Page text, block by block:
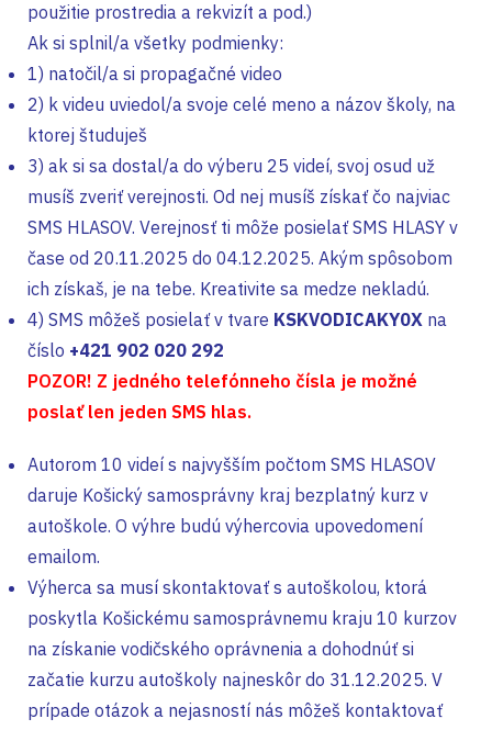
použitie prostredia a rekvizít a pod.)
Ak si splnil/a všetky podmienky:
1) natočil/a si propagačné video
2) k videu uviedol/a svoje celé meno a názov školy, na
ktorej študuješ
3) ak si sa dostal/a do výberu 25 videí, svoj osud už
musíš zveriť verejnosti. Od nej musíš získať čo najviac
SMS HLASOV. Verejnosť ti môže posielať SMS HLASY v
čase od 20.11.2025 do 04.12.2025. Akým spôsobom
ich získaš, je na tebe. Kreativite sa medze nekladú.
4) SMS môžeš posielať v tvare KSKVODICAKY0X na
číslo +421 902 020 292
POZOR! Z jedného telefónneho čísla je možné
poslať len jeden SMS hlas.
Autorom 10 videí s najvyšším počtom SMS HLASOV
daruje Košický samosprávny kraj bezplatný kurz v
autoškole. O výhre budú výhercovia upovedomení
emailom.
Výherca sa musí skontaktovať s autoškolou, ktorá
poskytla Košickému samosprávnemu kraju 10 kurzov
na získanie vodičského oprávnenia a dohodnúť si
začatie kurzu autoškoly najneskôr do 31.12.2025. V
prípade otázok a nejasností nás môžeš kontaktovať